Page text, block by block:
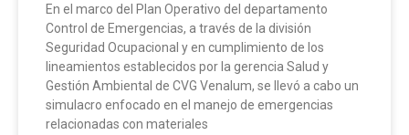
En el marco del Plan Operativo del departamento
Control de Emergencias, a través de la división
Seguridad Ocupacional y en cumplimiento de los
lineamientos establecidos por la gerencia Salud y
Gestión Ambiental de CVG Venalum, se llevó a cabo un
simulacro enfocado en el manejo de emergencias
relacionadas con materiales